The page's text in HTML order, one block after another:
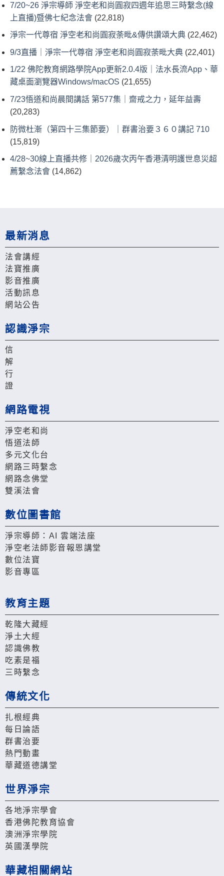
7/20~26 淨宗導師 淨空老和尚圓寂四週年追思三時繫念(線
上直播)暨佛七紀念法會 (22,818)
淨宗一代尊宿 淨空老和尚圓寂荼毗&傳供讚頌大典 (22,462)
9/3直播｜淨宗一代尊宿 淨空老和尚圓寂荼毗大典 (22,401)
1/22 佛陀教育網路學院App更新2.0.4版｜法水長流App、華
藏桌面瀏覽器Windows/macOS (21,655)
7/23悟道和尚晨間講話 第577集｜齋戒之力，延年益壽
(20,283)
防微杜漸（第四十三集節要）｜群書治要３６０講記 710
(15,819)
4/28~30線上直播共修｜2026歲次丙午香港清明護世息災超
薦繫念法會 (14,862)
最新消息
法會講經
法寶推廣
影音推廣
活動訊息
網站公告
認識淨宗
信
解
行
證
網路電視
淨空老和尚
悟道法師
多元文化台
網路三時繫念
網路念佛堂
雙溪法會
數位圖書館
淨宗導師：AI 雲端法座
淨空老法師影音報恩講堂
數位法寶
影音專區
教育主題
乾隆大藏經
淨土大經
認識佛教
吃素是福
三時繫念
傳統文化
扎根經典
每日論語
群書治要
熱門動畫
華藏道德講堂
世界淨宗
各地淨宗學會
香港佛陀教育協會
澳洲淨宗學院
英國漢學院
華藏相關網站